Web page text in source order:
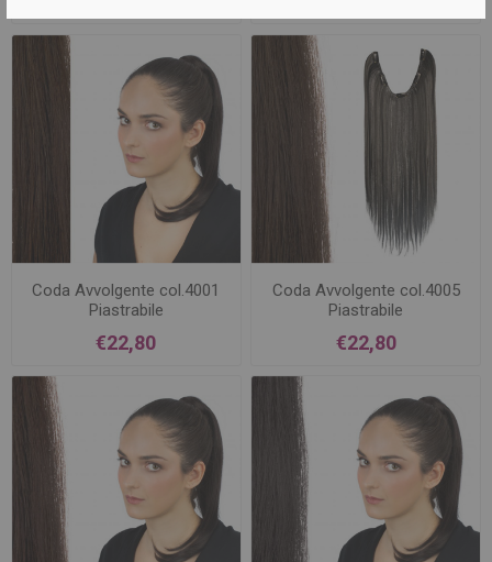
Coda Avvolgente col.4001
Piastrabile
€22,80
Coda Avvolgente col.4005
Piastrabile
€22,80